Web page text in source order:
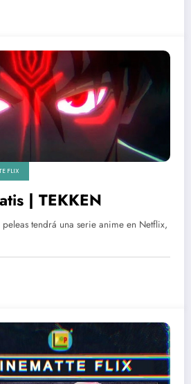
FLIX
| TEKKEN
tendrá una serie anime en Netflix,